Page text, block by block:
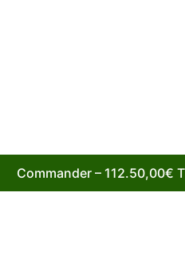
Commander – 112.50,00€